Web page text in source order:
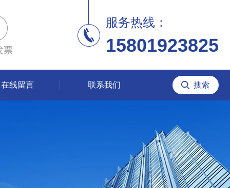
票
服务热线：
15801923825
在线留言 联系我们